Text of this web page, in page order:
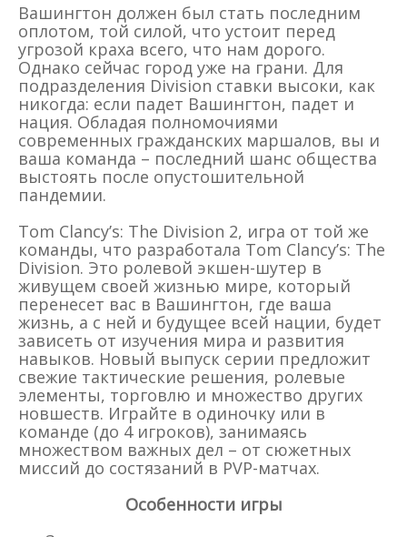
Вашингтон должен был стать последним
оплотом, той силой, что устоит перед
угрозой краха всего, что нам дорого.
Однако сейчас город уже на грани. Для
подразделения Division ставки высоки, как
никогда: если падет Вашингтон, падет и
нация. Обладая полномочиями
современных гражданских маршалов, вы и
ваша команда – последний шанс общества
выстоять после опустошительной
пандемии.
Tom Clancy’s: The Division 2, игра от той же
команды, что разработала Tom Clancy’s: The
Division. Это ролевой экшен-шутер в
живущем своей жизнью мире, который
перенесет вас в Вашингтон, где ваша
жизнь, а с ней и будущее всей нации, будет
зависеть от изучения мира и развития
навыков. Новый выпуск серии предложит
свежие тактические решения, ролевые
элементы, торговлю и множество других
новшеств. Играйте в одиночку или в
команде (до 4 игроков), занимаясь
множеством важных дел – от сюжетных
миссий до состязаний в PVP-матчах.
Особенности игры